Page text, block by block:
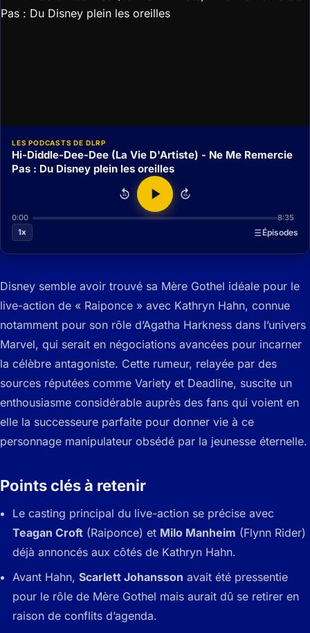
LES PODCASTS DE DLRP
Hi-Diddle-Dee-Dee (La Vie D'Artiste) - Ne Me Remercie
Pas : Du Disney plein les oreilles
15 15
0:00
8:35
1x
Épisodes
Disney semble avoir trouvé sa Mère Gothel idéale pour le
live-action de « Raiponce » avec Kathryn Hahn, connue
notamment pour son rôle d’Agatha Harkness dans l’univers
Marvel, qui serait en négociations avancées pour incarner
la célèbre antagoniste. Cette rumeur, relayée par des
sources réputées comme Variety et Deadline, suscite un
enthousiasme considérable auprès des fans qui voient en
elle la successeure parfaite pour donner vie à ce
personnage manipulateur obsédé par la jeunesse éternelle.
Points clés à retenir
Le casting principal du live-action se précise avec
Teagan Croft (Raiponce) et Milo Manheim (Flynn Rider)
déjà annoncés aux côtés de Kathryn Hahn.
Avant Hahn, Scarlett Johansson avait été pressentie
pour le rôle de Mère Gothel mais aurait dû se retirer en
raison de conflits d’agenda.